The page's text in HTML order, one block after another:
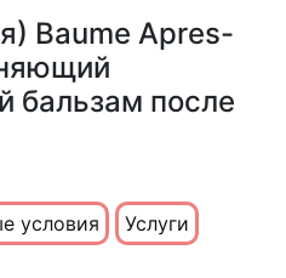
Baume Apres-
бальзам после
условия Услуги